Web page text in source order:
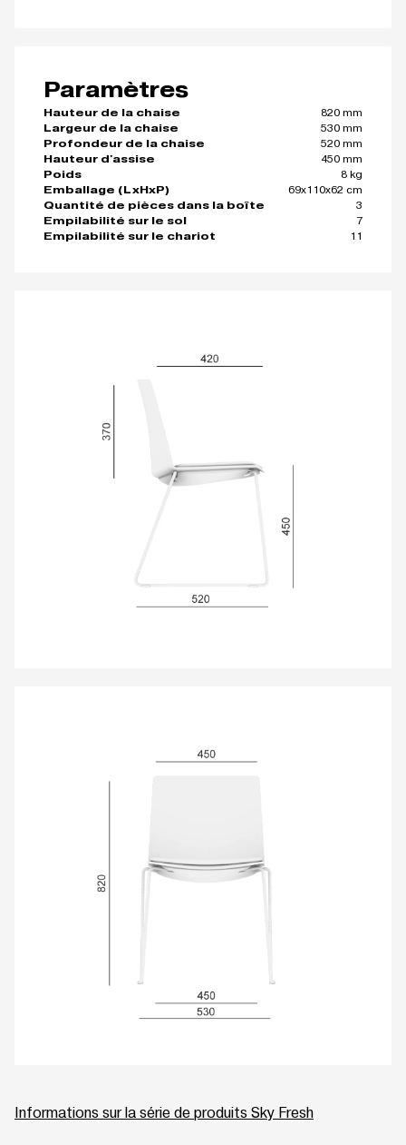
Paramètres
Hauteur de la chaise
820 mm
Largeur de la chaise
530 mm
Profondeur de la chaise
520 mm
Hauteur d'assise
450 mm
Poids
8 kg
Emballage (LxHxP)
69x110x62 cm
Quantité de pièces dans la boîte
3
Empilabilité sur le sol
7
Empilabilité sur le chariot
11
Informations sur la série de produits Sky Fresh